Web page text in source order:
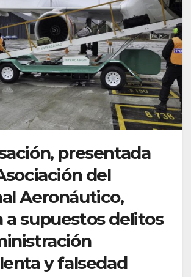
presentada
del
Aeronáutico,
a supuestos delitos
y falsedad